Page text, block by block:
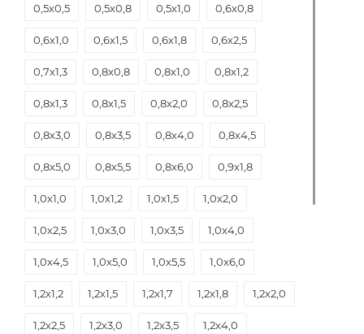
0,5х0,5
0,5х0,8 0,5х1,0 0,6х0,8
0,6х1,0 0,6х1,5 0,6х1,8 0,6х2,5
0,7х1,3 0,8х0,8 0,8х1,0 0,8х1,2
0,8х1,3 0,8х1,5 0,8х2,0 0,8х2,5
0,8х3,0 0,8х3,5 0,8х4,0 0,8х4,5
0,8х5,0 0,8х5,5 0,8х6,0 0,9х1,8
1,0х1,0 1,0х1,2 1,0х1,5 1,0х2,0
1,0х2,5 1,0х3,0 1,0х3,5 1,0х4,0
1,0х4,5 1,0х5,0 1,0х5,5 1,0х6,0
1,2х1,2 1,2х1,5 1,2х1,7 1,2х1,8 1,2х2,0
1,2х2,5 1,2х3,0 1,2х3,5 1,2х4,0